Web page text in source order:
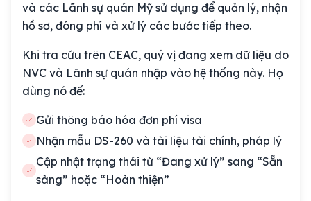
và các Lãnh sự quán Mỹ sử dụng để quản lý, nhận
hồ sơ, đóng phí và xử lý các bước tiếp theo.
Khi tra cứu trên CEAC, quý vị đang xem dữ liệu do
NVC và Lãnh sự quán nhập vào hệ thống này. Họ
dùng nó để:
Gửi thông báo hóa đơn phí visa
Nhận mẫu DS-260 và tài liệu tài chính, pháp lý
Cập nhật trạng thái từ “Đang xử lý” sang “Sẵn
sàng” hoặc “Hoàn thiện”